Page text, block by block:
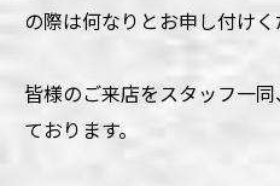
の際は何なりとお申し付け
皆様のご来店をスタッフ一
ております。